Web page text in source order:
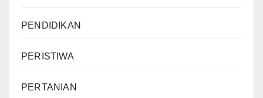
PENDIDIKAN
PERISTIWA
PERTANIAN